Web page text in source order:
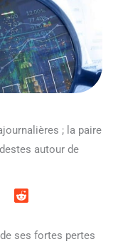
; la paire
autour de
ses fortes pertes